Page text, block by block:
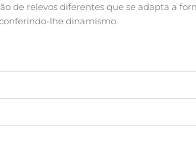
de relevos diferentes que se adapta a
lhe dinamismo.